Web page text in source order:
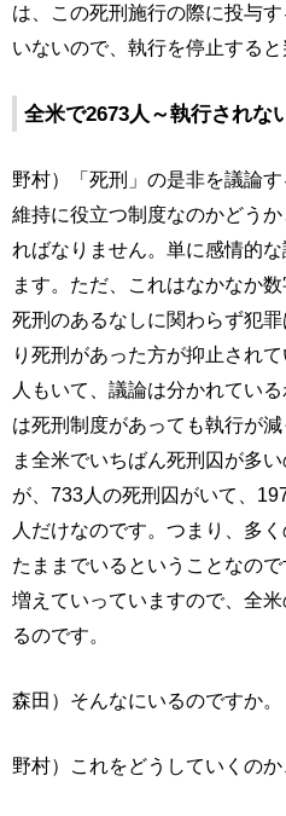
は、この死刑施行の際に投与
いないので、執行を停止すると
全米で2673人～執行されな
野村）「死刑」の是非を議論
維持に役立つ制度なのかどう
ればなりません。単に感情的
ます。ただ、これはなかなか
死刑のあるなしに関わらず犯
り死刑があった方が抑止され
人もいて、議論は分かれてい
は死刑制度があっても執行が
ま全米でいちばん死刑囚が多
が、733人の死刑囚がいて、
人だけなのです。つまり、多
たままでいるということなの
増えていっていますので、全
るのです。
森田）そんなにいるのですか。
野村）これをどうしていくのか